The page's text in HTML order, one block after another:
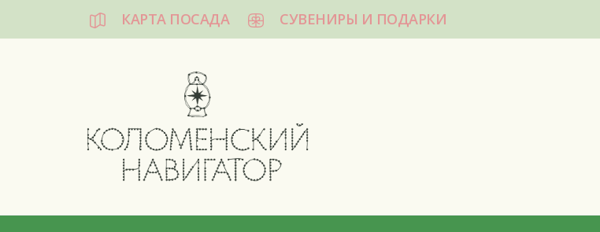
КАРТА ПОСАДА СУВЕНИРЫ И ПОДАРКИ